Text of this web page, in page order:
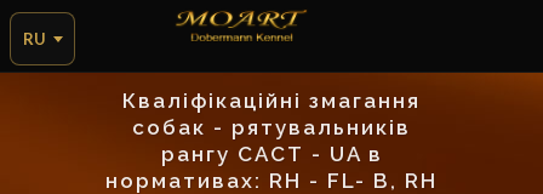
RU
Кваліфікаційні змагання
собак - рятувальників
рангу САСТ - UA в
нормативах: RH - FL- B, RH